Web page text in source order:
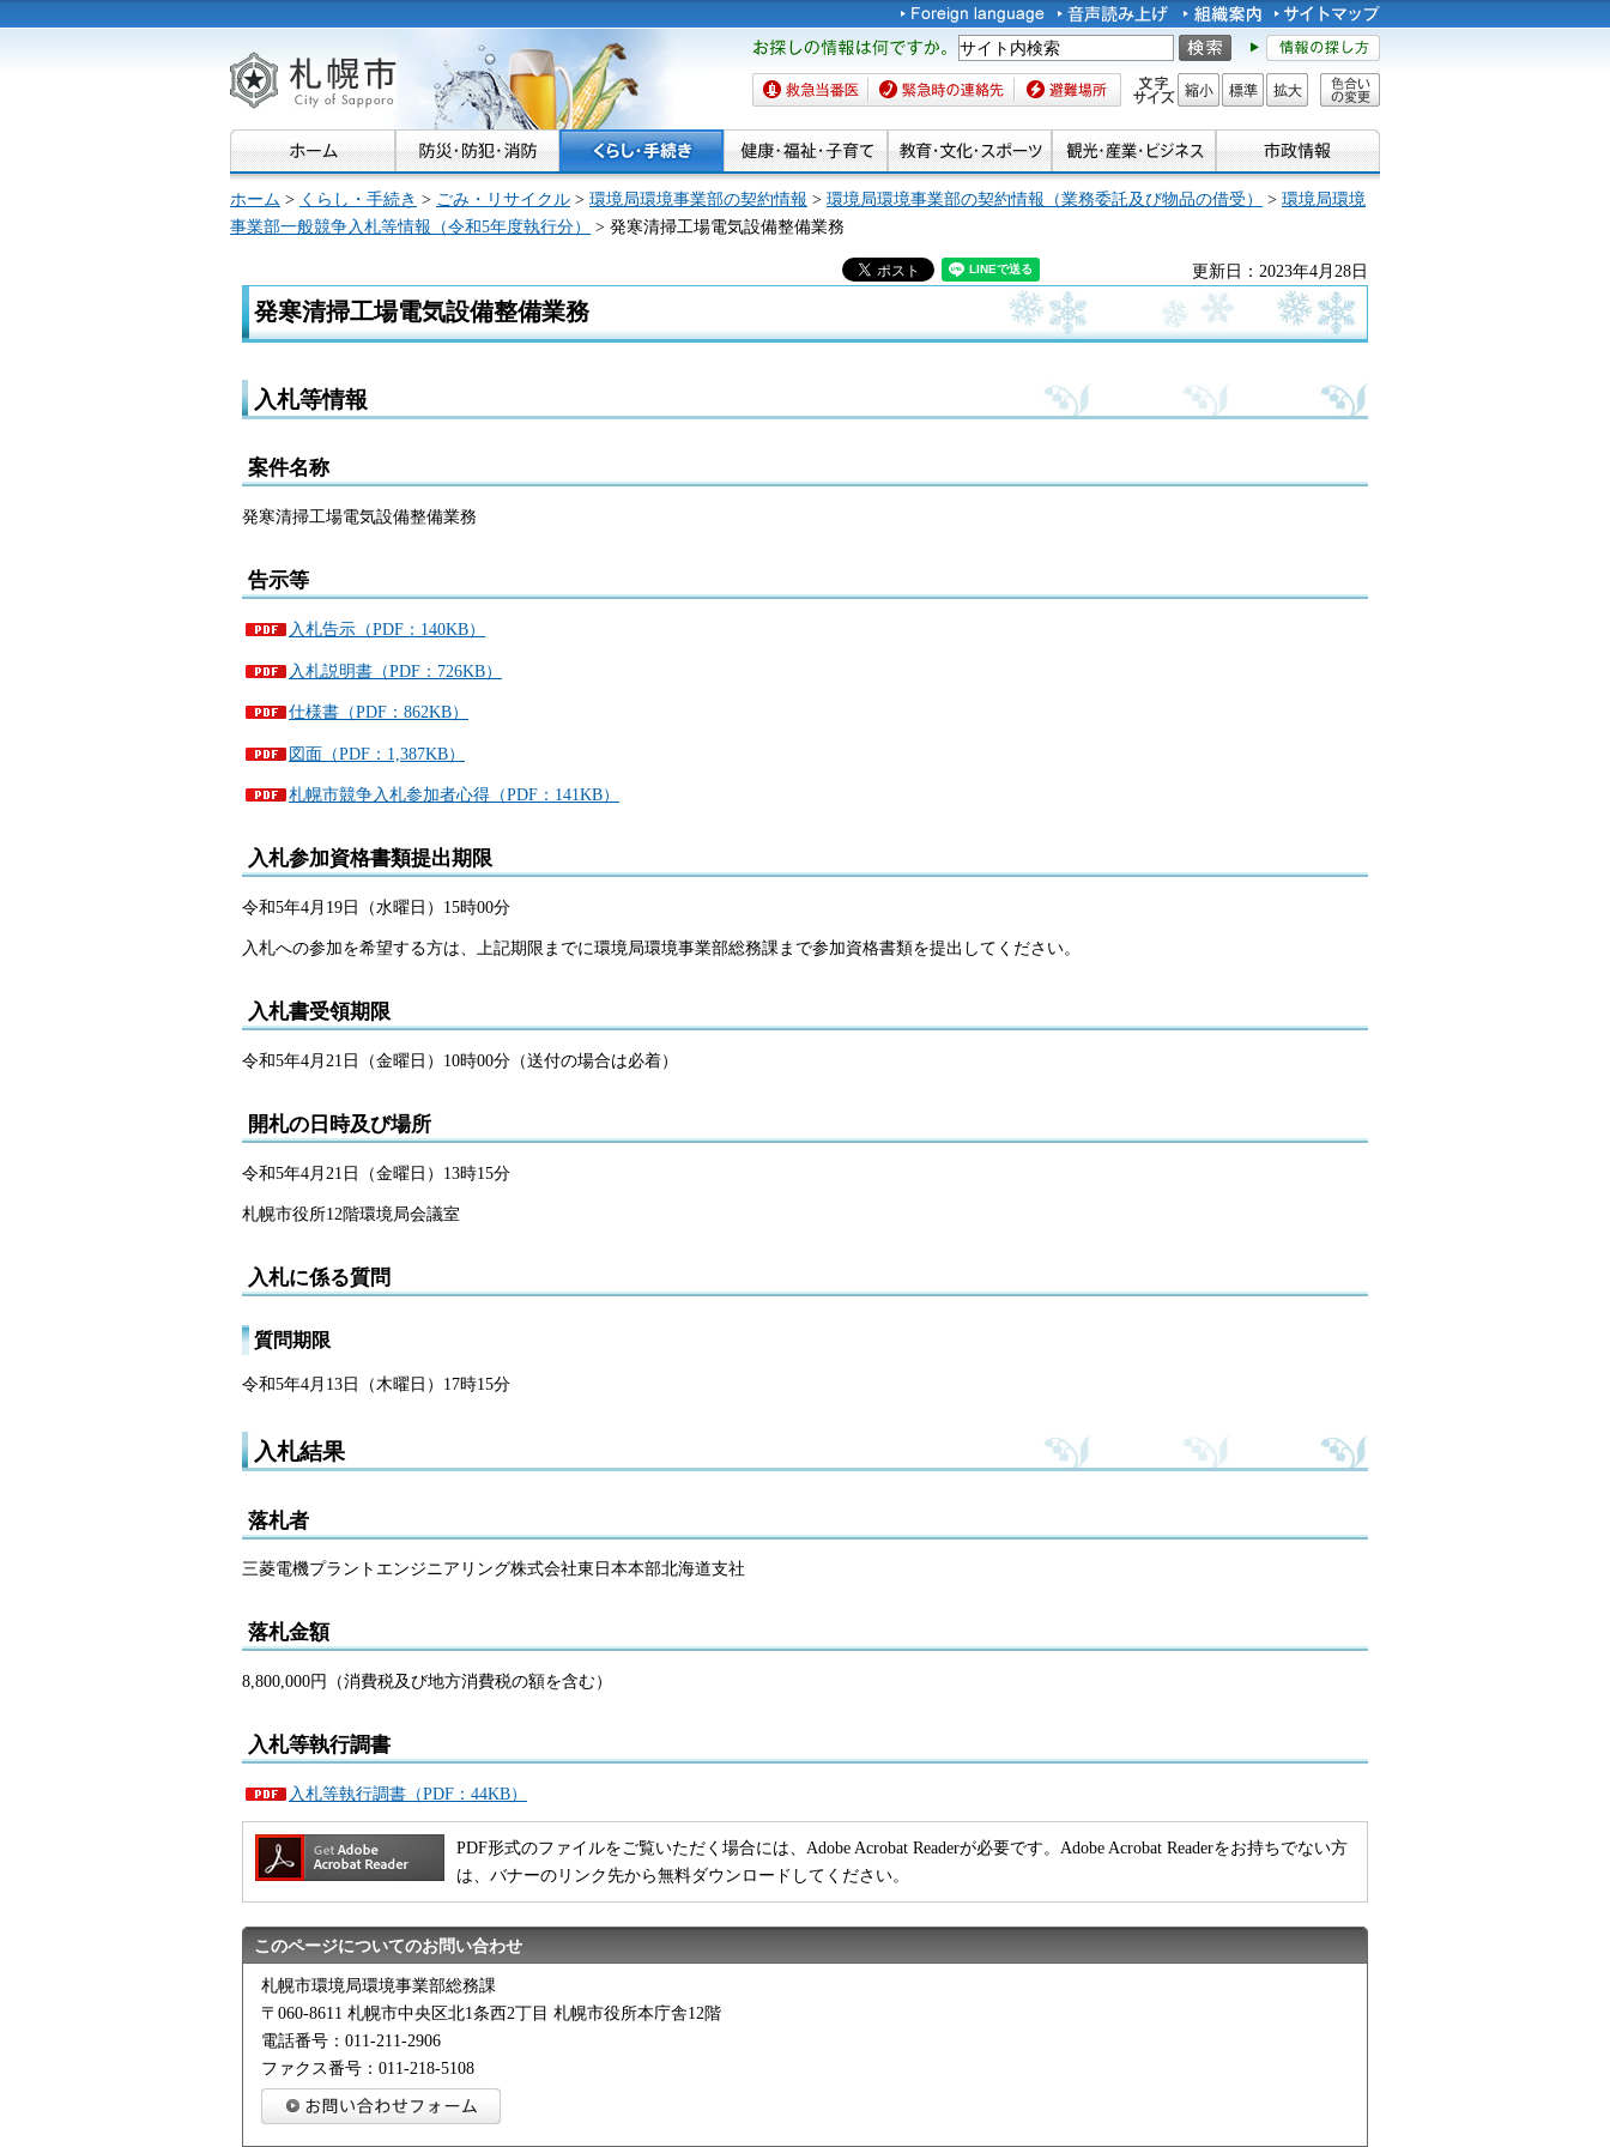
札幌市
お探しの情報は何です
か。
救急当番医 緊急時の連絡先 避難場所 文字サイズ
縮小 標準 拡大
色合い
ホーム > くらし・手続き > ごみ・リサイクル > 環境局環境事業部の契約情報 > 環境局環境事業部の契約情報（業務委託及び物品の借受） > 環境局環境
事業部一般競争入札等情報（令和5年度執行分）
> 発寒清掃工場電気設備整備業務
更新日：2023年4月28日
発寒清掃工場電気設備整備業務
入札等情報
案件名称
発寒清掃工場電気設備整備業務
告示等
入札告示（PDF：140KB）
入札説明書（PDF：726KB）
仕様書（PDF：862KB）
図面（PDF：1,387KB）
札幌市競争入札参加者心得（PDF：141KB）
入札参加資格書類提出期限
令和5年4月19日（水曜日）15時00分
入札への参加を希望する方は、上記期限までに環境局環境事業部総務課まで参加資格書類を提出してください。
入札書受領期限
令和5年4月21日（金曜日）10時00分（送付の場合は必着）
開札の日時及び場所
令和5年4月21日（金曜日）13時15分
札幌市役所12階環境局会議室
入札に係る質問
質問期限
令和5年4月13日（木曜日）17時15分
入札結果
落札者
三菱電機プラントエンジニアリング株式会社東日本本部北海道支社
落札金額
8,800,000円（消費税及び地方消費税の額を含む）
入札等執行調書
入札等執行調書（PDF：44KB）
PDF形式のファイルをご覧いただく場合には、Adobe Acrobat Readerが必要です。Adobe Acrobat Readerをお持ちでない方
は、バナーのリンク先から無料ダウンロードしてください。
このページについてのお問い合わせ
札幌市環境局環境事業部総務課
〒060-8611 札幌市中央区北1条西2丁目 札幌市役所本庁舎12階
電話番号：011-211-2906
ファクス番号：011-218-5108